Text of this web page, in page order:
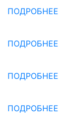
ПОДРОБНЕЕ
ПОДРОБНЕЕ
ПОДРОБНЕЕ
ПОДРОБНЕЕ